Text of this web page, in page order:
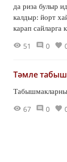
да риза булыр
калдыр: йорт
карап сайларга
51 0
Тәмле
67 0